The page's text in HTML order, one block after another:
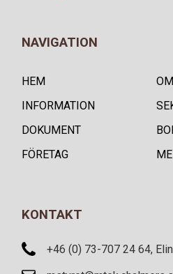
NAVIGATION
HEM
INFORMATION
DOKUMENT
FÖRETAG
KONTAKT
+46 (0) 73-707 24 64,